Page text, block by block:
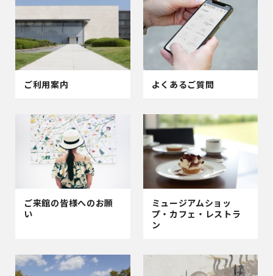
ご利用案内 よくあるご質問
ご来館の皆様へのお願
い
ミュージアムショッ
プ・ カフェ・レストラ
ン